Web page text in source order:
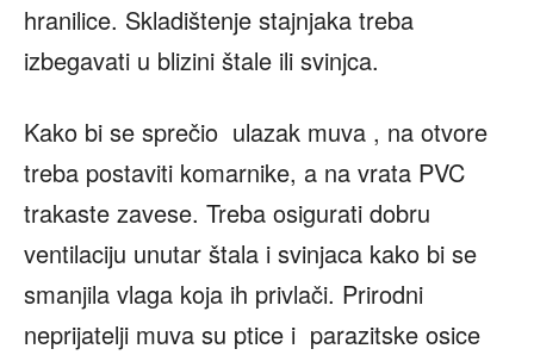
hranilice. Skladištenje stajnjaka treba
izbegavati u blizini štale ili svinjca.
Kako bi se sprečio ulazak muva , na otvore
treba postaviti komarnike, a na vrata PVC
trakaste zavese. Treba osigurati dobru
ventilaciju unutar štala i svinjaca kako bi se
smanjila vlaga koja ih privlači. Prirodni
neprijatelji muva su ptice i parazitske osice